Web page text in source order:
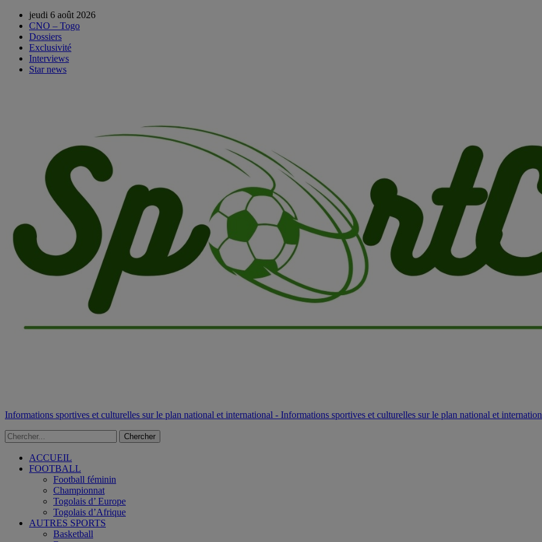
jeudi 6 août 2026
CNO – Togo
Dossiers
Exclusivité
Interviews
Star news
Informations sportives et culturelles sur le plan national et international - Informations sportives et culturelles sur le plan national et
ACCUEIL
FOOTBALL
Football féminin
Championnat
Togolais d’ Europe
Togolais d’Afrique
AUTRES SPORTS
Basketball